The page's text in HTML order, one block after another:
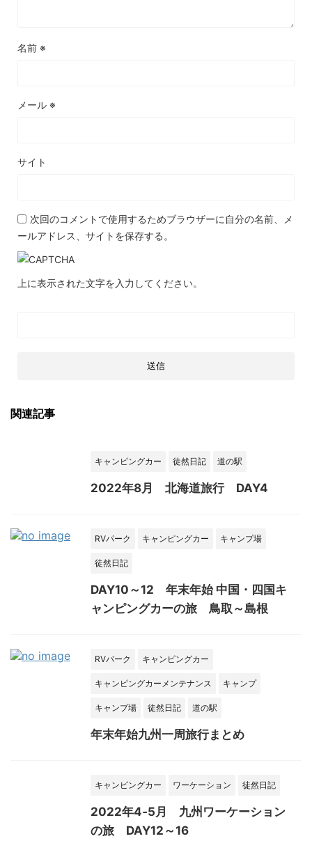
名前 ※
メール ※
サイト
次回のコメントで使用するためブラウザーに自分の名前、メ
ールアドレス、サイトを保存する。
上に表示された文字を入力してください。
関連記事
キャンピングカー 徒然日記 道の駅
2022年8月 北海道旅行 DAY4
RVパーク キャンピングカー キャンプ場
徒然日記
DAY10～12 年末年始 中国・四国キ
ャンピングカーの旅 鳥取～島根
RVパーク キャンピングカー
キャンピングカーメンテナンス キャンプ
キャンプ場 徒然日記 道の駅
年末年始九州一周旅行まとめ
キャンピングカー ワーケーション 徒然日記
2022年4‐5月 九州ワーケーション
の旅 DAY12～16